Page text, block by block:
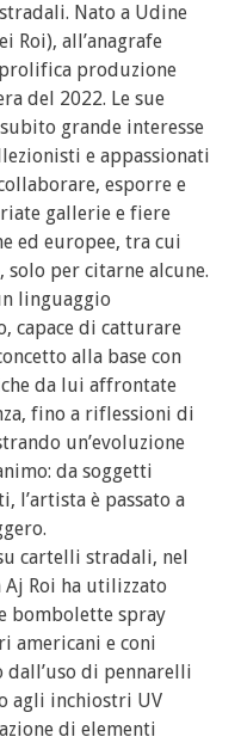
Nato a Udine
Roi), all’anagrafe
produzione
del 2022. Le sue
grande interesse
e appassionati
esporre e
gallerie e fiere
ed europee, tra cui
solo per citarne alcune.
linguaggio
capace di catturare
alla base con
da lui affrontate
fino a riflessioni di
un’evoluzione
da soggetti
l’artista è passato a
cartelli stradali, nel
Roi ha utilizzato
bombolette spray
americani e coni
dall’uso di pennarelli
agli inchiostri UV
di elementi